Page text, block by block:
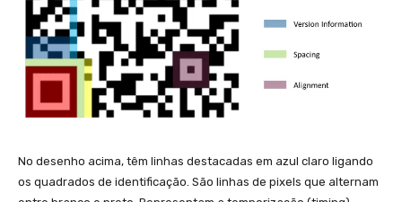
No desenho acima, têm linhas destacadas em azul claro ligando
os quadrados de identificação. São linhas de pixels que alternam